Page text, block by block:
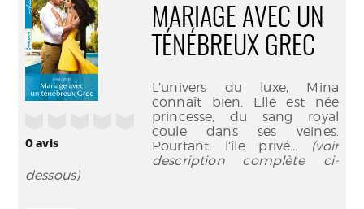
0avis
MARIAGE AVEC UN
TÉNÉBREUX GREC
L’univers du luxe, Mina
connaît bien. Elle est née
princesse, du sang royal
coule dans ses veines.
Pourtant, l’île privé... (voir
description complète ci-
dessous)